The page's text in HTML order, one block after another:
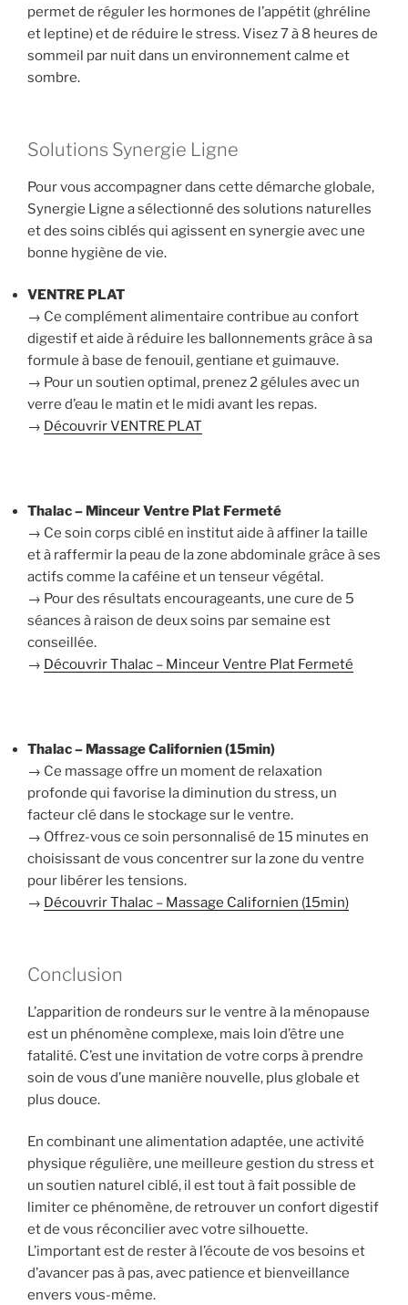
permet de réguler les hormones de l’appétit (ghréline
et leptine) et de réduire le stress. Visez 7 à 8 heures de
sommeil par nuit dans un environnement calme et
sombre.
Solutions Synergie Ligne
Pour vous accompagner dans cette démarche globale,
Synergie Ligne a sélectionné des solutions naturelles
et des soins ciblés qui agissent en synergie avec une
bonne hygiène de vie.
VENTRE PLAT
→ Ce complément alimentaire contribue au confort
digestif et aide à réduire les ballonnements grâce à sa
formule à base de fenouil, gentiane et guimauve.
→ Pour un soutien optimal, prenez 2 gélules avec un
verre d’eau le matin et le midi avant les repas.
→ Découvrir VENTRE PLAT
Thalac – Minceur Ventre Plat Fermeté
→ Ce soin corps ciblé en institut aide à affiner la taille
et à raffermir la peau de la zone abdominale grâce à ses
actifs comme la caféine et un tenseur végétal.
→ Pour des résultats encourageants, une cure de 5
séances à raison de deux soins par semaine est
conseillée.
→ Découvrir Thalac – Minceur Ventre Plat Fermeté
Thalac – Massage Californien (15min)
→ Ce massage offre un moment de relaxation
profonde qui favorise la diminution du stress, un
facteur clé dans le stockage sur le ventre.
→ Offrez-vous ce soin personnalisé de 15 minutes en
choisissant de vous concentrer sur la zone du ventre
pour libérer les tensions.
→ Découvrir Thalac – Massage Californien (15min)
Conclusion
L’apparition de rondeurs sur le ventre à la ménopause
est un phénomène complexe, mais loin d’être une
fatalité. C’est une invitation de votre corps à prendre
soin de vous d’une manière nouvelle, plus globale et
plus douce.
En combinant une alimentation adaptée, une activité
physique régulière, une meilleure gestion du stress et
un soutien naturel ciblé, il est tout à fait possible de
limiter ce phénomène, de retrouver un confort digestif
et de vous réconcilier avec votre silhouette.
L’important est de rester à l’écoute de vos besoins et
d’avancer pas à pas, avec patience et bienveillance
envers vous-même.